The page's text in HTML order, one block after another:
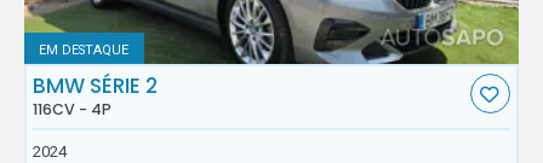
EM DESTAQUE
BMW SÉRIE 2
116CV - 4P
2024